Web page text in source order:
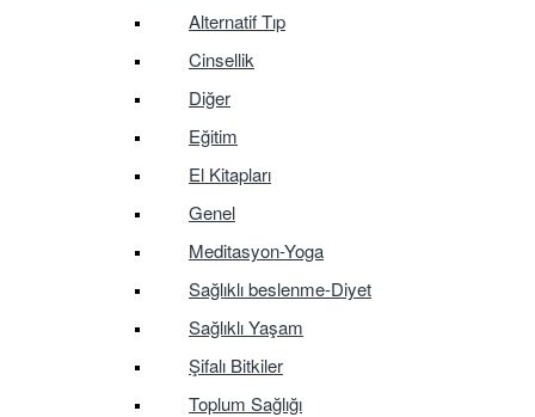
Alternatif Tıp
Cinsellik
Diğer
Eğitim
El Kitapları
Genel
Meditasyon-Yoga
Sağlıklı beslenme-Diyet
Sağlıklı Yaşam
Şifalı Bitkiler
Toplum Sağlığı